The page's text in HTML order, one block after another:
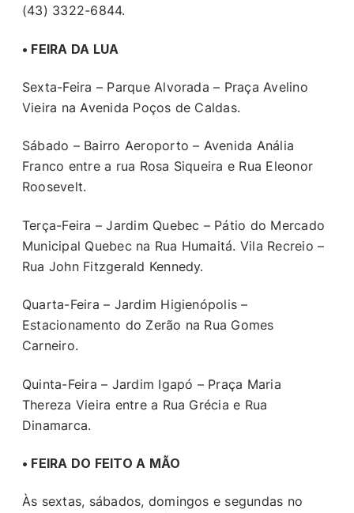
(43) 3322-6844.
• FEIRA DA LUA
Sexta-Feira – Parque Alvorada – Praça Avelino
Vieira na Avenida Poços de Caldas.
Sábado – Bairro Aeroporto – Avenida Anália
Franco entre a rua Rosa Siqueira e Rua Eleonor
Roosevelt.
Terça-Feira – Jardim Quebec – Pátio do Mercado
Municipal Quebec na Rua Humaitá. Vila Recreio –
Rua John Fitzgerald Kennedy.
Quarta-Feira – Jardim Higienópolis –
Estacionamento do Zerão na Rua Gomes
Carneiro.
Quinta-Feira – Jardim Igapó – Praça Maria
Thereza Vieira entre a Rua Grécia e Rua
Dinamarca.
• FEIRA DO FEITO A MÃO
Às sextas, sábados, domingos e segundas no